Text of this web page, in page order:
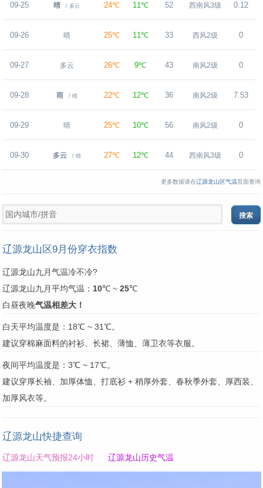
09-25 晴 / 多云 24℃ 11℃ 52 西南风3级 0.12
09-26 晴 25℃ 11℃ 33 西风2级 0
09-27 多云 26℃ 9℃ 43 南风2级 0
09-28 雨 / 晴 22℃ 12℃ 36 南风2级 7.53
09-29 晴 25℃ 10℃ 56 南风2级 0
09-30 多云 / 晴 27℃ 12℃ 44 西南风3级 0
更多数据请在辽源龙山区气温页面查询
辽源龙山区9月份穿衣指数
辽源龙山九月气温冷不冷?
辽源龙山九月平均气温： 10℃ ~ 25℃
白昼夜晚气温相差大！
白天平均温度是：18℃ ~ 31℃。
建议穿棉麻面料的衬衫、长裙、薄恤、薄卫衣等衣服。
夜间平均温度是：3℃ ~ 17℃。
建议穿厚长袖、加厚体恤、打底衫 + 稍厚外套、春秋季外套、厚西装、
加厚风衣等。
辽源龙山快捷查询
辽源龙山天气预报24小时 辽源龙山历史气温